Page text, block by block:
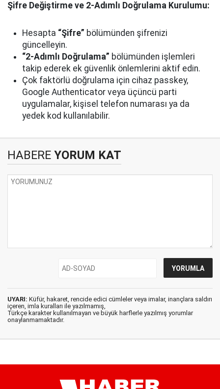
Şifre Değiştirme ve 2-Adımlı Doğrulama Kurulumu:
Hesapta “Şifre” bölümünden şifrenizi
güncelleyin.
“2-Adımlı Doğrulama” bölümünden işlemleri
takip ederek ek güvenlik önlemlerini aktif edin.
Çok faktörlü doğrulama için cihaz passkey,
Google Authenticator veya üçüncü parti
uygulamalar, kişisel telefon numarası ya da
yedek kod kullanılabilir.
HABERE YORUM KAT
UYARI: Küfür, hakaret, rencide edici cümleler veya imalar, inançlara saldırı
içeren, imla kuralları ile yazılmamış,
Türkçe karakter kullanılmayan ve büyük harflerle yazılmış yorumlar
onaylanmamaktadır.